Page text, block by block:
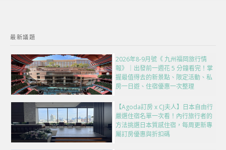
最新議題
2026年8-9月號《 九州福岡旅行情
報》｜出發前一週花 5 分鐘看完！掌
握最值得去的新景點、限定活動、私
房一日遊、住宿優惠一次整理
【Agoda訂房 x CJ夫人】日本自由行
嚴選住宿名單一次看！內行旅行者的
方法挑選日本質感住宿，每周更新專
屬訂房優惠與折扣碼